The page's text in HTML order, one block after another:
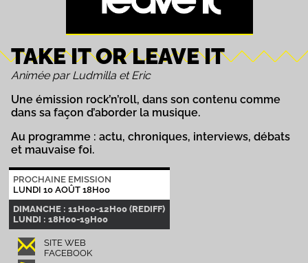
TAKE IT OR LEAVE IT
Animée par Ludmilla et Eric
Une émission rock’n’roll, dans son contenu comme
dans sa façon d’aborder la musique.
Au programme : actu, chroniques, interviews, débats
et mauvaise foi.
PROCHAINE EMISSION
LUNDI 10 AOÛT 18H00
DIMANCHE : 11H00-12H00 (REDIFF)
LUNDI : 18H00-19H00
SITE WEB
FACEBOOK